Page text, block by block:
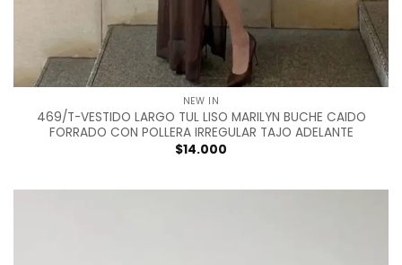
NEW IN
469/T-VESTIDO LARGO TUL LISO MARILYN BUCHE CAIDO
FORRADO CON POLLERA IRREGULAR TAJO ADELANTE
$14.000